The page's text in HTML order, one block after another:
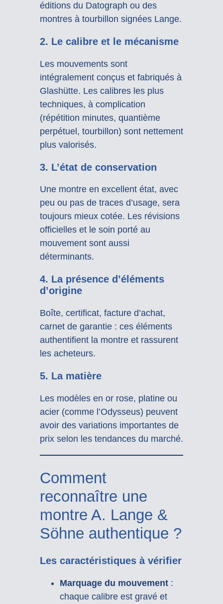
éditions du Datograph ou des
montres à tourbillon signées Lange.
2. Le calibre et le mécanisme
Les mouvements sont
intégralement conçus et fabriqués à
Glashütte. Les calibres les plus
techniques, à complication
(répétition minutes, quantième
perpétuel, tourbillon) sont nettement
plus valorisés.
3. L’état de conservation
Une montre en excellent état, avec
peu ou pas de traces d’usage, sera
toujours mieux cotée. Les révisions
officielles et le soin porté au
mouvement sont aussi
déterminants.
4. La présence d’éléments
d’origine
Boîte, certificat, facture d’achat,
carnet de garantie : ces éléments
authentifient la montre et rassurent
les acheteurs.
5. La matière
Les modèles en or rose, platine ou
acier (comme l’Odysseus) peuvent
avoir des variations importantes de
prix selon les tendances du marché.
Comment
reconnaître une
montre A. Lange &
Söhne authentique ?
Les caractéristiques à vérifier
Marquage du mouvement:
chaque calibre est gravé et